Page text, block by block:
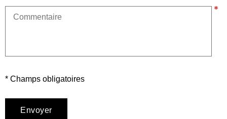
* Champs obligatoires